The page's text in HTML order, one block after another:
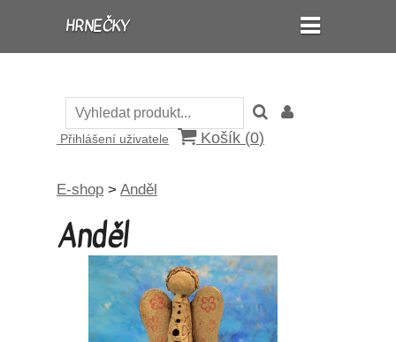
HRNEČKY
Přihlášení uživatele Košík (0)
E-shop > Anděl
Anděl